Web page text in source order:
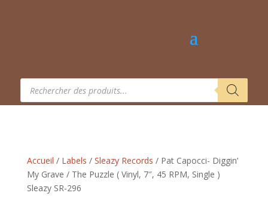
Recherche
produits
Accueil / Labels / Sleazy Records / Pat Capocci- Diggin’
My Grave / The Puzzle ( Vinyl, 7″, 45 RPM, Single )
Sleazy SR-296